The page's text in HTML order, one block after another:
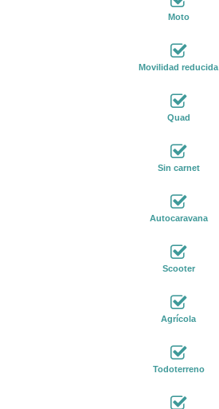
Moto
Movilidad reducida
Quad
Sin carnet
Autocaravana
Scooter
Agrícola
Todoterreno